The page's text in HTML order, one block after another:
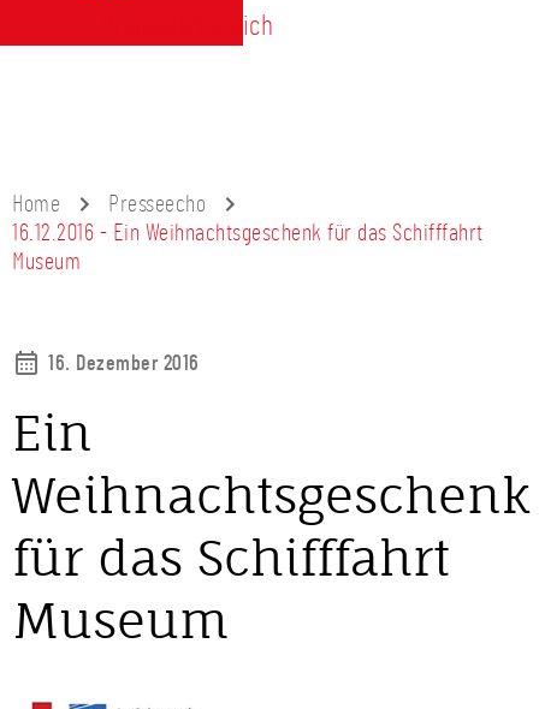
Mitgliederbereich
Home
Presseecho
16.12.2016 - Ein Weihnachtsgeschenk für das Schifffahrt
Museum
16. Dezember 2016
Ein
Weihnachtsgeschenk
für das Schifffahrt
Museum